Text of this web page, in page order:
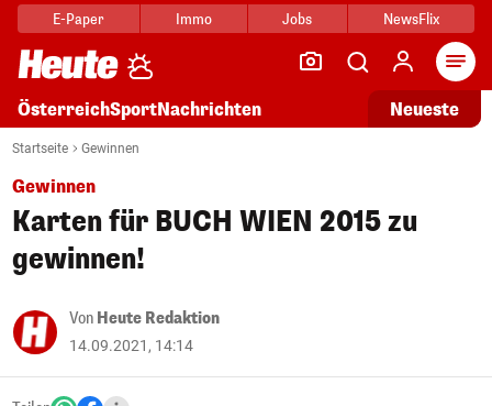
E-Paper Immo Jobs NewsFlix
ÖsterreichSportNachrichten Neueste
Startseite Gewinnen
Gewinnen
Karten für BUCH WIEN 2015 zu
gewinnen!
Von Heute Redaktion
14.09.2021, 14:14